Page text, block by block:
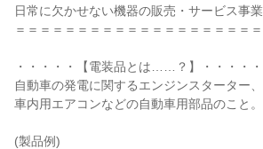
日常に欠かせない機器の販売・サービス事業
＝＝＝＝＝＝＝＝＝＝＝＝＝＝＝＝＝＝＝＝
・・・・・【電装品とは……？】・・・・・
自動車の発電に関するエンジンスターター、
車内用エアコンなどの自動車用部品のこと。
(製品例)